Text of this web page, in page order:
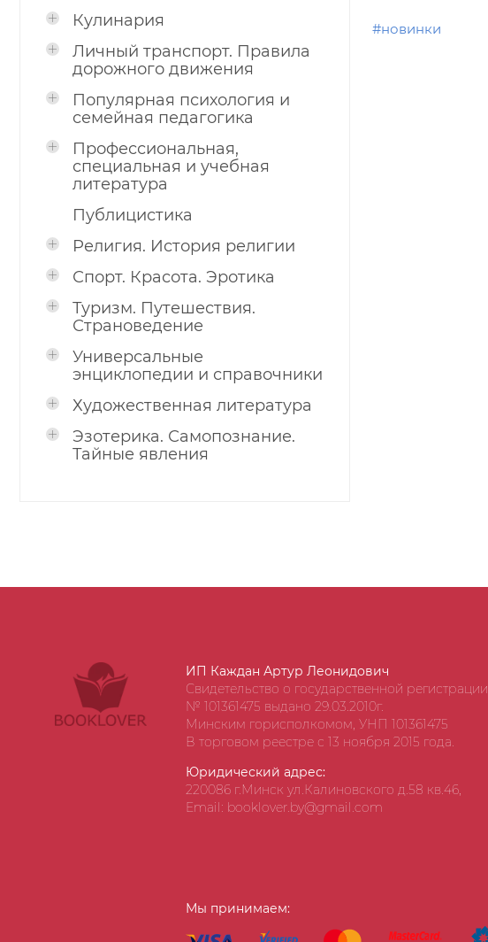
Кулинария
Личный транспорт. Правила
дорожного движения
Популярная психология и
семейная педагогика
Профессиональная,
специальная и учебная
литература
Публицистика
Религия. История религии
Спорт. Красота. Эротика
Туризм. Путешествия.
Страноведение
Универсальные
энциклопедии и справочники
Художественная литература
Эзотерика. Самопознание.
Тайные явления
#новинки
ИП Каждан Артур Леонидович
Свидетельство о государственной регистрации
№ 101361475 выдано 29.03.2010г.
Минским горисполкомом, УНП 101361475
В торговом реестре с 13 ноября 2015 года.
Юридический адрес:
220086 г.Минск ул.Калиновского д.58 кв.46,
Email: booklover.by@gmail.com
Мы принимаем: